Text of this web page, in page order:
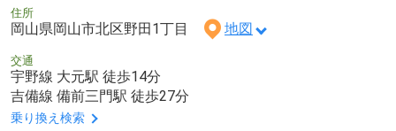
住所
岡山県岡山市北区野田1丁目 地図
交通
宇野線 大元駅 徒歩14分
吉備線 備前三門駅 徒歩27分
乗り換え検索